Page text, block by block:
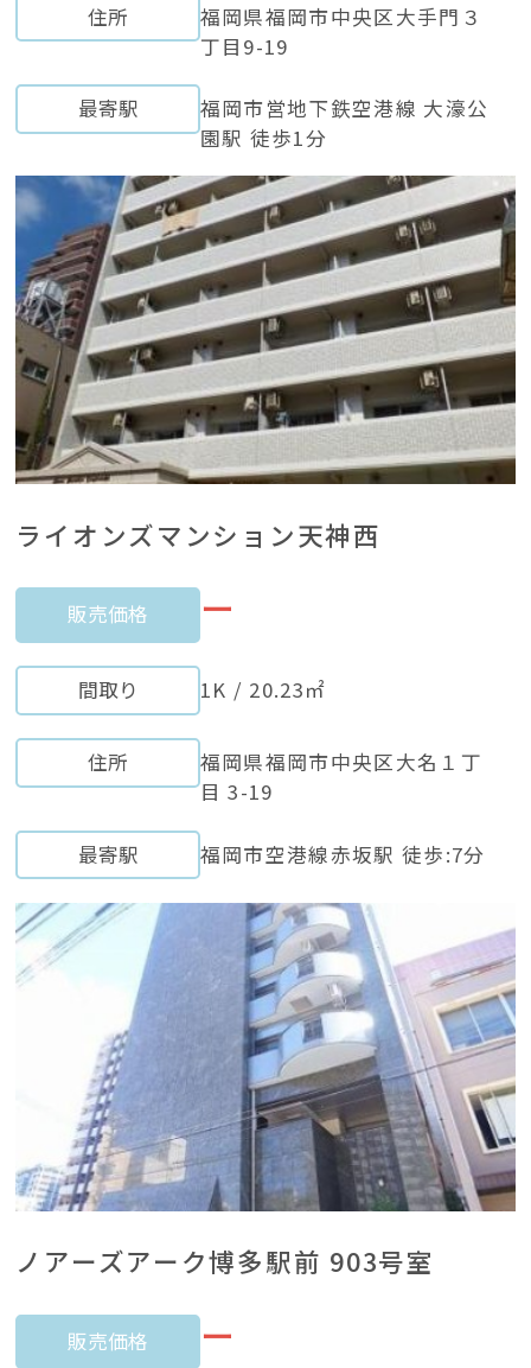
住所
福岡県福岡市中央区大手門３
丁目9-19
最寄駅
福岡市営地下鉄空港線 大濠公
園駅 徒歩1分
ライオンズマンション天神西
販売価格 ー
間取り 1K / 20.23㎡
住所
福岡県福岡市中央区大名１丁
目 3-19
最寄駅 福岡市空港線赤坂駅 徒歩:7分
ノアーズアーク博多駅前 903号室
販売価格 ー